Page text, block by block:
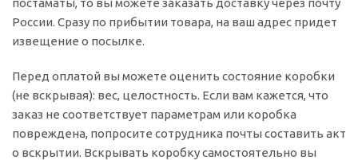
постаматы, то вы можете заказать доставку через почту
России. Сразу по прибытии товара, на ваш адрес придет
извещение о посылке.
Перед оплатой вы можете оценить состояние коробки
(не вскрывая): вес, целостность. Если вам кажется, что
заказ не соответствует параметрам или коробка
повреждена, попросите сотрудника почты составить акт
о вскрытии. Вскрывать коробку самостоятельно вы